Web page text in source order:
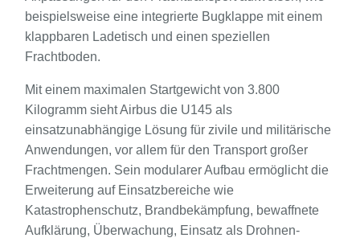
beispielsweise eine integrierte Bugklappe mit einem
klappbaren Ladetisch und einen speziellen
Frachtboden.
Mit einem maximalen Startgewicht von 3.800
Kilogramm sieht Airbus die U145 als
einsatzunabhängige Lösung für zivile und militärische
Anwendungen, vor allem für den Transport großer
Frachtmengen. Sein modularer Aufbau ermöglicht die
Erweiterung auf Einsatzbereiche wie
Katastrophenschutz, Brandbekämpfung, bewaffnete
Aufklärung, Überwachung, Einsatz als Drohnen-